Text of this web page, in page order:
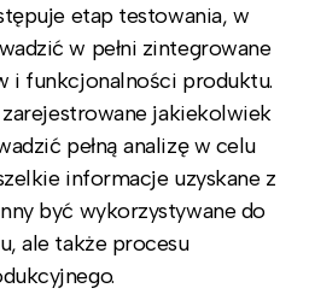
etap testowania, w
w pełni zintegrowane
i funkcjonalności produktu.
jakiekolwiek
pełną analizę w celu
informacje uzyskane z
być wykorzystywane do
ale także procesu